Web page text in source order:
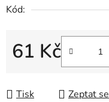
Kód:
61 Kč
Měrná cena:
Tisk Zeptat se